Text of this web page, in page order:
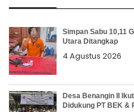
Simpan Sabu 10,11
Utara Ditangkap
4 Agustus 2026
Desa Benangin II
Didukung PT BEK &